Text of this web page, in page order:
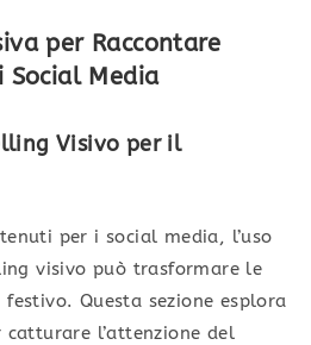
per Raccontare
Social Media
Visivo per il
per i social media, l’uso
visivo può trasformare le
Questa sezione esplora
catturare l’attenzione del